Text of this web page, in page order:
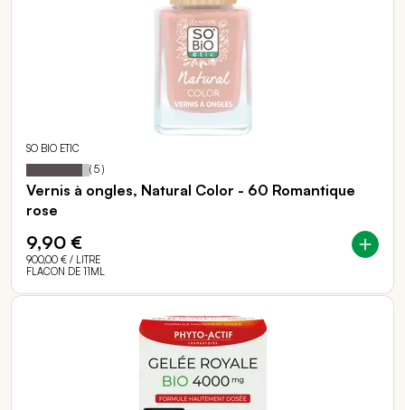
SO BIO ETIC
Notation: 88
% of
( 5 )
Vernis à ongles, Natural Color - 60 Romantique
rose
9,90 €
900,00 € / LITRE
FLACON DE 11ML